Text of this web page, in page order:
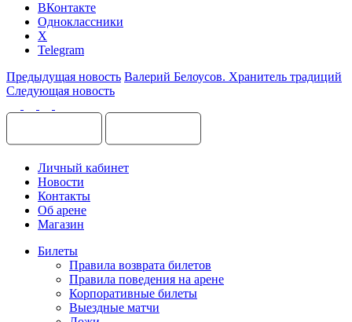
ВКонтакте
Одноклассники
X
Telegram
Предыдущая новость Валерий Белоусов. Хранитель традиций
Следующая новость
Личный кабинет
Новости
Контакты
Об арене
Магазин
Билеты
Правила возврата билетов
Правила поведения на арене
Корпоративные билеты
Выездные матчи